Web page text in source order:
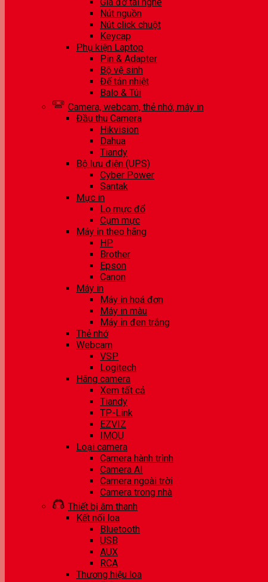
Nút nguồn
Nút click chuột
Keycap
Phụ kiện Laptop
Pin & Adapter
Bộ vệ sinh
Đế tản nhiệt
Balo & Túi
Camera, webcam, thẻ nhớ, máy in
Đầu thu Camera
Hikvision
Dahua
Tiandy
Bộ lưu điện (UPS)
Cyber Power
Santak
Mực in
Lọ mực đổ
Cụm mực
Máy in theo hãng
HP
Brother
Epson
Canon
Máy in
Máy in hoá đơn
Máy in màu
Máy in đen trắng
Thẻ nhớ
Webcam
VSP
Logitech
Hãng camera
Xem tất cả
Tiandy
TP-Link
EZVIZ
IMOU
Loại camera
Camera hành trình
Camera AI
Camera ngoài trời
Camera trong nhà
Thiết bị âm thanh
Kết nối loa
Bluetooth
USB
AUX
RCA
Thương hiệu loa